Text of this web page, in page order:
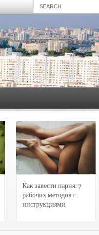
Как завести парня: 7
рабочих методов с
инструкциями